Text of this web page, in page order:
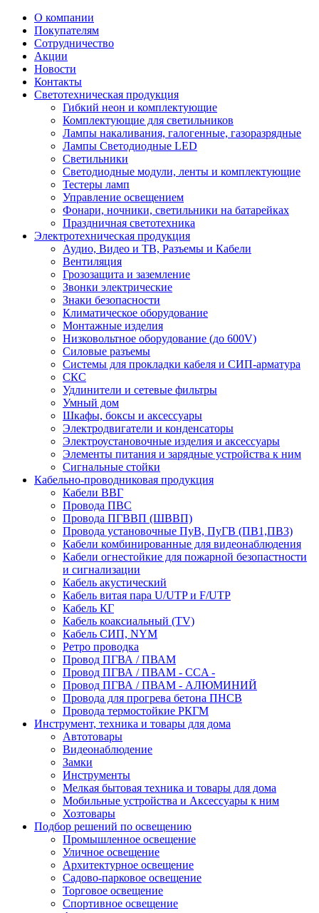
О компании
Покупателям
Сотрудничество
Акции
Новости
Контакты
Светотехническая продукция
Гибкий неон и комплектующие
Комплектующие для светильников
Лампы накаливания, галогенные, газоразрядные
Лампы Светодиодные LED
Светильники
Светодиодные модули, ленты и комплектующие
Тестеры ламп
Управление освещением
Фонари, ночники, светильники на батарейках
Праздничная светотехника
Электротехническая продукция
Аудио, Видео и ТВ, Разъемы и Кабели
Вентиляция
Грозозащита и заземление
Звонки электрические
Знаки безопасности
Климатическое оборудование
Монтажные изделия
Низковольтное оборудование (до 600V)
Силовые разъемы
Системы для прокладки кабеля и СИП-арматура
СКС
Удлинители и сетевые фильтры
Умный дом
Шкафы, боксы и аксессуары
Электродвигатели и конденсаторы
Электроустановочные изделия и аксессуары
Элементы питания и зарядные устройства к ним
Сигнальные стойки
Кабельно-проводниковая продукция
Кабели ВВГ
Провода ПВС
Провода ПГВВП (ШВВП)
Провода установочные ПуВ, ПуГВ (ПВ1,ПВ3)
Кабели комбинированные для видеонаблюдения
Кабели огнестойкие для пожарной безопастности
и сигнализации
Кабель акустический
Кабель витая пара U/UTP и F/UTP
Кабель КГ
Кабель коаксиальный (TV)
Кабель СИП, NYM
Ретро проводка
Провод ПГВА / ПВАМ
Провод ПГВА / ПВАМ - CCA -
Провод ПГВА / ПВАМ - АЛЮМИНИЙ
Провода для прогрева бетона ПНСВ
Провода термостойкие РКГМ
Инструмент, техника и товары для дома
Автотовары
Видеонаблюдение
Замки
Инструменты
Мелкая бытовая техника и товары для дома
Мобильные устройства и Аксессуары к ним
Хозтовары
Подбор решений по освещению
Промышленное освещение
Уличное освещение
Архитектурное освещение
Садово-парковое освещение
Торговое освещение
Спортивное освещение